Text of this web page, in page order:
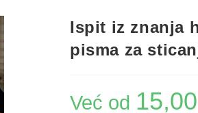
Ispit iz znanja
pisma za
Već od 15,00